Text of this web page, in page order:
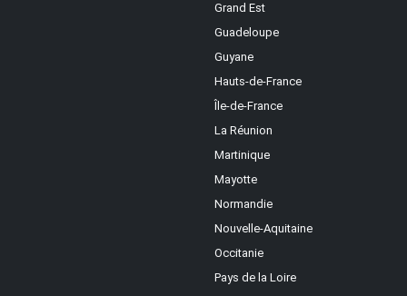
Grand Est
Guadeloupe
Guyane
Hauts-de-France
Île-de-France
La Réunion
Martinique
Mayotte
Normandie
Nouvelle-Aquitaine
Occitanie
Pays de la Loire